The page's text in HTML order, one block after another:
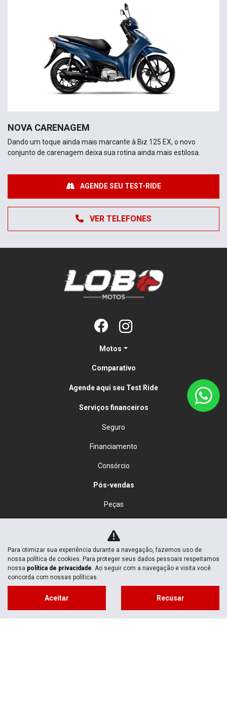
NOVA CARENAGEM
Dando um toque ainda mais marcante à Biz 125 EX, o novo
conjunto de carenagem deixa sua rotina ainda mais estilosa.
VER TELEFONES
AGENDE SEU TEST-RIDE
Motos
Comparativo
Agende aqui seu Test Ride
Serviços financeiros
Seguro
Financiamento
Consórcio
Pós-vendas
Peças
Oficina
Honda Store
Fale conosco
Para otimizar sua experiência durante a navegação, fazemos uso de
nossa política de cookies. Para proteger seus dados pessoais respeitamos
nossa política de privacidade. Ao seguir com a navegação e visita você
concorda com nossas políticas.
Aceitar Recusar